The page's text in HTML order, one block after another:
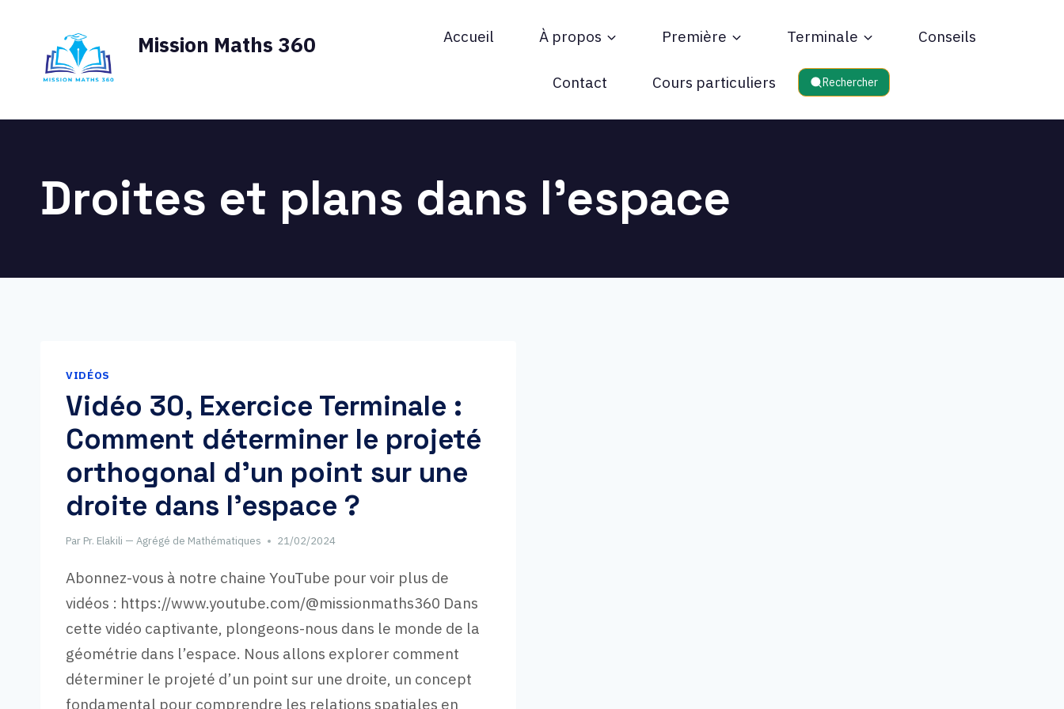
contenu
Mission Maths 360 Accueil À propos Première Terminale Conseils
Contact Cours particuliers Rechercher
Droites et plans dans l’espace
VIDÉOS
Vidéo 30, Exercice Terminale :
Comment déterminer le projeté
orthogonal d’un point sur une
droite dans l’espace ?
Par Pr. Elakili — Agrégé de Mathématiques 21/02/2024
Abonnez-vous à notre chaine YouTube pour voir plus de
vidéos : https://www.youtube.com/@missionmaths360 Dans
cette vidéo captivante, plongeons-nous dans le monde de la
géométrie dans l’espace. Nous allons explorer comment
déterminer le projeté d’un point sur une droite, un concept
fondamental pour comprendre les relations spatiales en